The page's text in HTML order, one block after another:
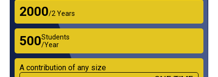
₹2000/2 Years
₹500Students
/Year
A contribution of any size